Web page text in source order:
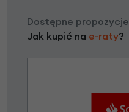
Dostępne propozycje
Jak kupić na e-raty?